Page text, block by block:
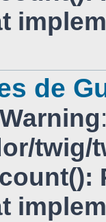
de
count():